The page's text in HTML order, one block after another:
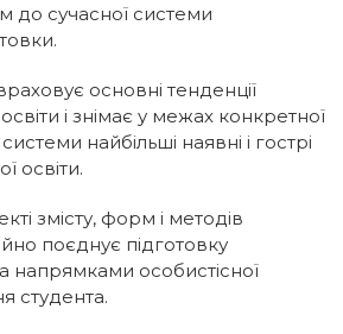
сучасної системи
основні тенденції
i знімає у межах конкретної
найбільші наявні i гострі
освіти.
форм i методів
поєднує підготовку
напрямками особистісної
студента.